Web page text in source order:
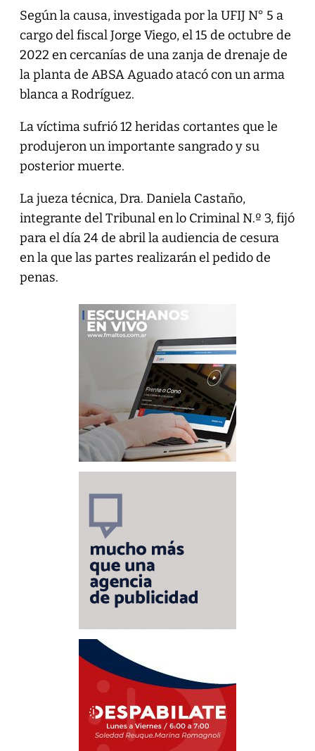
Según la causa, investigada por la UFIJ N° 5 a
cargo del fiscal Jorge Viego, el 15 de octubre de
2022 en cercanías de una zanja de drenaje de
la planta de ABSA Aguado atacó con un arma
blanca a Rodríguez.
La víctima sufrió 12 heridas cortantes que le
produjeron un importante sangrado y su
posterior muerte.
La jueza técnica, Dra. Daniela Castaño,
integrante del Tribunal en lo Criminal N.º 3, fijó
para el día 24 de abril la audiencia de cesura
en la que las partes realizarán el pedido de
penas.